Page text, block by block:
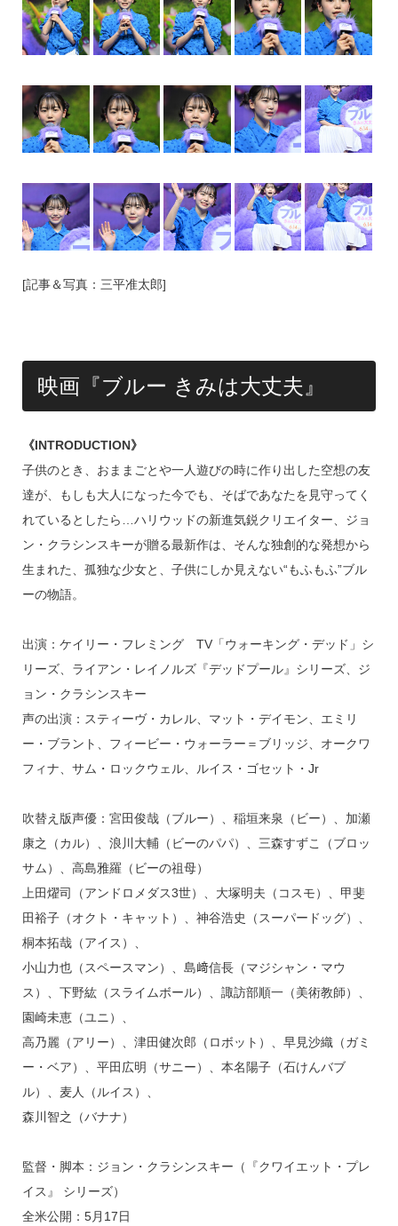
[記事＆写真：三平准太郎]
映画『ブルー きみは大丈夫』
《INTRODUCTION》
子供のとき、おままごとや一人遊びの時に作り出した空想の友
達が、もしも大人になった今でも、そばであなたを見守ってく
れているとしたら…ハリウッドの新進気鋭クリエイター、ジョ
ン・クラシンスキーが贈る最新作は、そんな独創的な発想から
生まれた、孤独な少女と、子供にしか見えない“もふもふ”ブル
ーの物語。
出演：ケイリー・フレミング TV「ウォーキング・デッド」シ
リーズ、ライアン・レイノルズ『デッドプール』シリーズ、ジ
ョン・クラシンスキー
声の出演：スティーヴ・カレル、マット・デイモン、エミリ
ー・ブラント、フィービー・ウォーラー＝ブリッジ、オークワ
フィナ、サム・ロックウェル、ルイス・ゴセット・Jr
吹替え版声優：宮田俊哉（ブルー）、稲垣来泉（ビー）、加瀬
康之（カル）、浪川大輔（ビーのパパ）、三森すずこ（ブロッ
サム）、高島雅羅（ビーの祖母）
上田燿司（アンドロメダス3世）、大塚明夫（コスモ）、甲斐
田裕子（オクト・キャット）、神谷浩史（スーパードッグ）、
桐本拓哉（アイス）、
小山力也（スペースマン）、島﨑信長（マジシャン・マウ
ス）、下野紘（スライムボール）、諏訪部順一（美術教師）、
園崎未恵（ユニ）、
高乃麗（アリー）、津田健次郎（ロボット）、早見沙織（ガミ
ー・ベア）、平田広明（サニー）、本名陽子（石けんバブ
ル）、麦人（ルイス）、
森川智之（バナナ）
監督・脚本：ジョン・クラシンスキー（『クワイエット・プレ
イス』 シリーズ）
全米公開：5月17日